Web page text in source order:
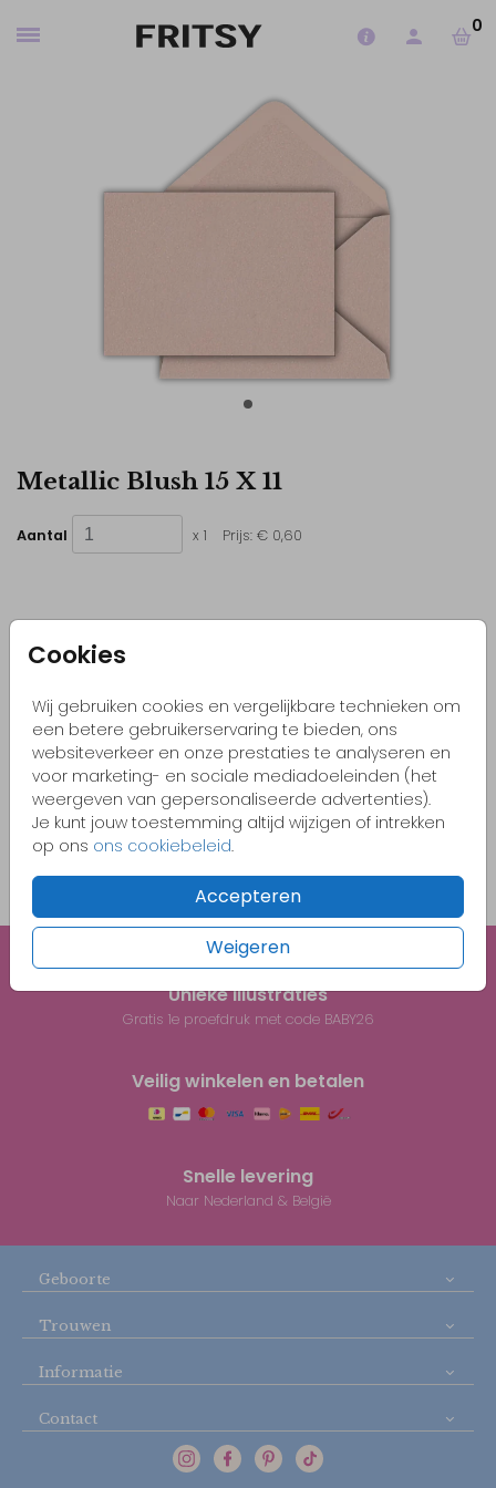
0
Cookies
Wij gebruiken cookies en vergelijkbare technieken om
een betere gebruikerservaring te bieden, ons
websiteverkeer en onze prestaties te analyseren en
voor marketing- en sociale mediadoeleinden (het
weergeven van gepersonaliseerde advertenties).
Je kunt jouw toestemming altijd wijzigen of intrekken
op ons ons cookiebeleid.
Accepteren
Weigeren
Metallic Blush 15 X 11
Aantal x 1 Prijs: € 0,60
Kleurrijke & vrolijke ontwerpen
Pas zelf het kaartje aan naar jouw wensen
Bestel gemakkelijk een proefdruk vanaf €1,-
OMSCHRIJVING
Prijs:€ 0,60 per 1
Unieke illustraties
Gratis 1e proefdruk met code BABY26
Veilig winkelen en betalen
Snelle levering
Naar Nederland & België
Geboorte
Trouwen
Informatie
Contact